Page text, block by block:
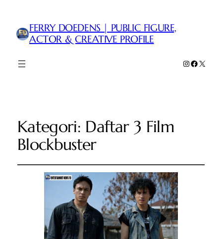
FERRY DOEDENS | PUBLIC FIGURE,
ACTOR & CREATIVE PROFILE
Instagram
Facebook
X
Kategori: Daftar 3 Film
Blockbuster